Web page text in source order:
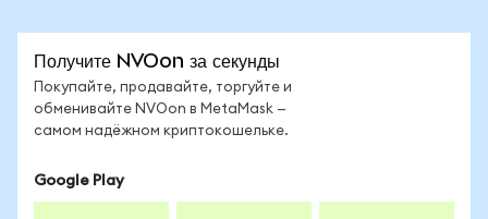
Получите NVOon за секунды
Покупайте, продавайте, торгуйте и
обменивайте NVOon в MetaMask —
самом надёжном криптокошельке.
Google Play